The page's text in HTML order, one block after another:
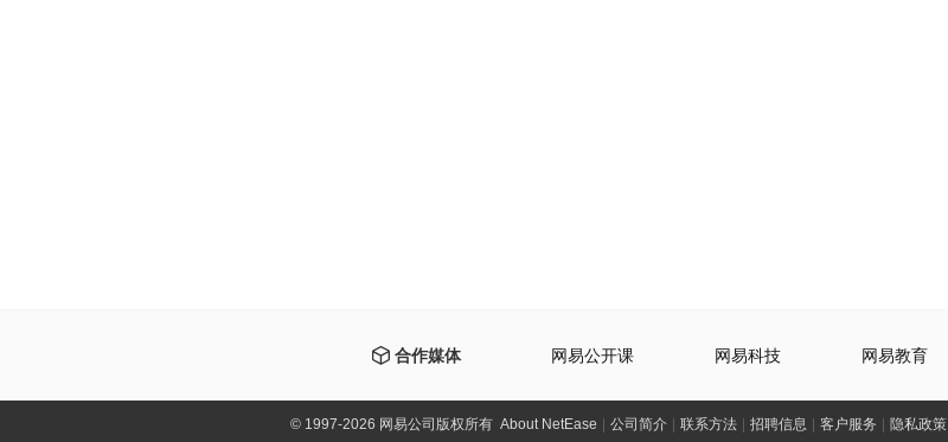
合作媒体 网易公开课 网易科技 网易教育
©1997-2026 网易公司版权所有 About NetEase 公司简介 联系方法 招聘信息 客户服务 隐私政策